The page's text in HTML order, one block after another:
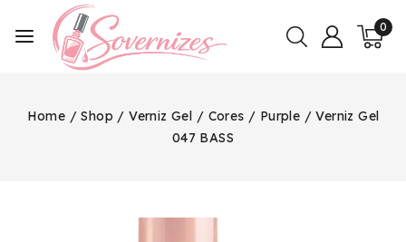
0
Home / Shop / Verniz Gel / Cores / Purple / Verniz Gel
047 BASS